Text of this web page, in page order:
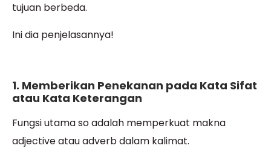
tujuan berbeda.
Ini dia penjelasannya!
1. Memberikan Penekanan pada Kata Sifat
atau Kata Keterangan
Fungsi utama so adalah memperkuat makna
adjective atau adverb dalam kalimat.